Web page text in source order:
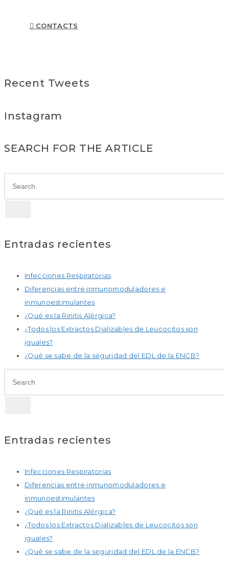
CONTACTS
Recent Tweets
Instagram
SEARCH FOR THE ARTICLE
Entradas recientes
Infecciones Respiratorias
Diferencias entre inmunomoduladores e
inmunoestimulantes
¿Qué es la Rinitis Alérgica?
¿Todos los Extractos Dializables de Leucocitos son
iguales?
¿Qué se sabe de la seguridad del EDL de la ENCB?
Entradas recientes
Infecciones Respiratorias
Diferencias entre inmunomoduladores e
inmunoestimulantes
¿Qué es la Rinitis Alérgica?
¿Todos los Extractos Dializables de Leucocitos son
iguales?
¿Qué se sabe de la seguridad del EDL de la ENCB?